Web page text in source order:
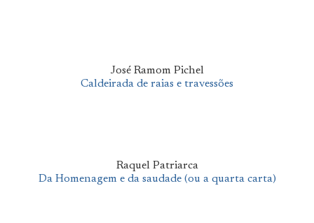
José Ramom Pichel
Caldeirada de raias e travessões
Raquel Patriarca
Da Homenagem e da saudade (ou a quarta carta)